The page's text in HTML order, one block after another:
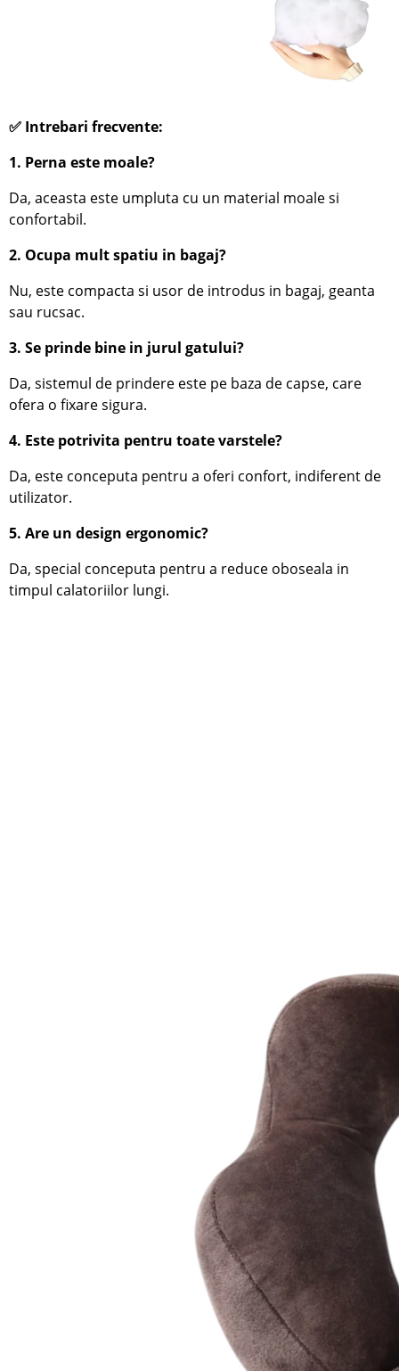
✅ Intrebari frecvente:
1. Perna este moale?
Da, aceasta este umpluta cu un material moale si
confortabil.
2. Ocupa mult spatiu in bagaj?
Nu, este compacta si usor de introdus in bagaj, geanta
sau rucsac.
3. Se prinde bine in jurul gatului?
Da, sistemul de prindere este pe baza de capse, care
ofera o fixare sigura.
4. Este potrivita pentru toate varstele?
Da, este conceputa pentru a oferi confort, indiferent de
utilizator.
5. Are un design ergonomic?
Da, special conceputa pentru a reduce oboseala in
timpul calatoriilor lungi.